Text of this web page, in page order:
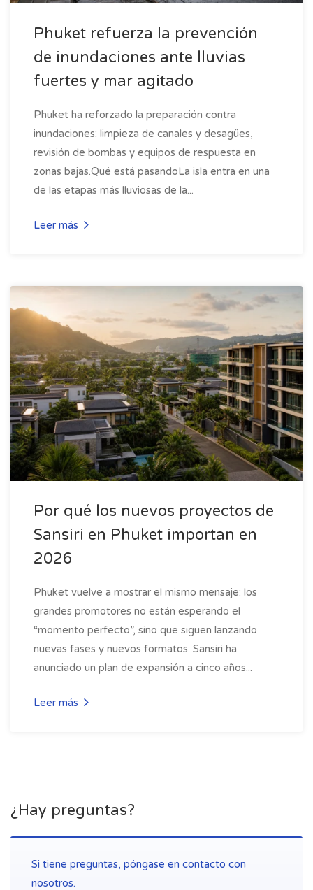
Phuket refuerza la prevención
de inundaciones ante lluvias
fuertes y mar agitado
Phuket ha reforzado la preparación contra
inundaciones: limpieza de canales y desagües,
revisión de bombas y equipos de respuesta en
zonas bajas.Qué está pasandoLa isla entra en una
de las etapas más lluviosas de la...
Leer más
Por qué los nuevos proyectos de
Sansiri en Phuket importan en
2026
Phuket vuelve a mostrar el mismo mensaje: los
grandes promotores no están esperando el
“momento perfecto”, sino que siguen lanzando
nuevas fases y nuevos formatos. Sansiri ha
anunciado un plan de expansión a cinco años...
Leer más
¿Hay preguntas?
Si tiene preguntas, póngase en contacto con
nosotros.